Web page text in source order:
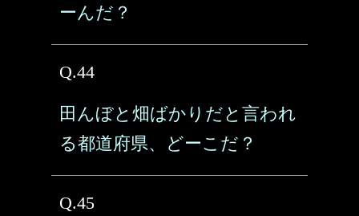
ーんだ？
Q.44
田んぼと畑ばかりだと言われ
る都道府県、どーこだ？
Q.45